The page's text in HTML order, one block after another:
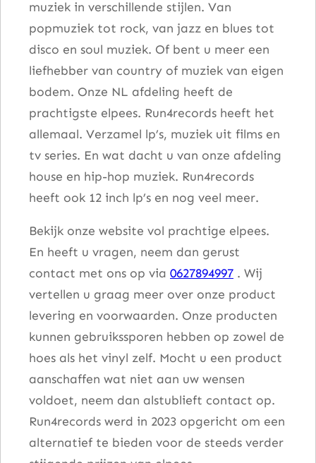
muziek in verschillende stijlen. Van
popmuziek tot rock, van jazz en blues tot
disco en soul muziek. Of bent u meer een
liefhebber van country of muziek van eigen
bodem. Onze NL afdeling heeft de
prachtigste elpees. Run4records heeft het
allemaal. Verzamel lp’s, muziek uit films en
tv series. En wat dacht u van onze afdeling
house en hip-hop muziek. Run4records
heeft ook 12 inch lp’s en nog veel meer.
Bekijk onze website vol prachtige elpees.
En heeft u vragen, neem dan gerust
contact met ons op via 0627894997 . Wij
vertellen u graag meer over onze product
levering en voorwaarden. Onze producten
kunnen gebruikssporen hebben op zowel de
hoes als het vinyl zelf. Mocht u een product
aanschaffen wat niet aan uw wensen
voldoet, neem dan alstublieft contact op.
Run4records werd in 2023 opgericht om een
alternatief te bieden voor de steeds verder